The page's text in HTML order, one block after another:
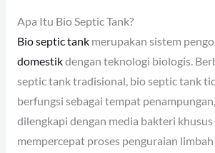
Apa Itu Bio Septic Tank?
Bio septic tankmerupakan sistem
domestikdengan teknologi biologis.
septic tank tradisional, bio septic tank
berfungsi sebagai tempat
dilengkapi dengan media bakteri khusus
mempercepat proses penguraian